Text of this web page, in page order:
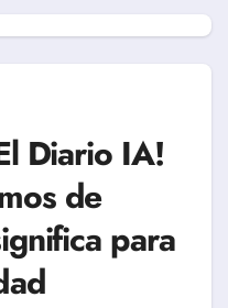
Diario IA!
de
para